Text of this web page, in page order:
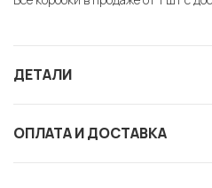
ДЕТАЛИ
ОПЛАТА И ДОСТАВКА